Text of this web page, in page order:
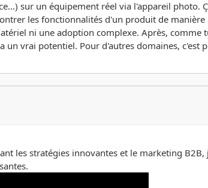
sur un équipement réel via l'appareil photo.
les fonctionnalités d'un produit de
ni une adoption complexe. Après, comme
un vrai potentiel. Pour d'autres domaines,
les stratégies innovantes et le marketing